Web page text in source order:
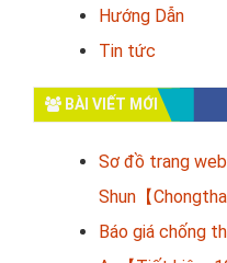
Hướng Dẫn
Tin tức
BÀI VIẾT MỚI
Sơ đồ trang
Shun【
Báo giá chống